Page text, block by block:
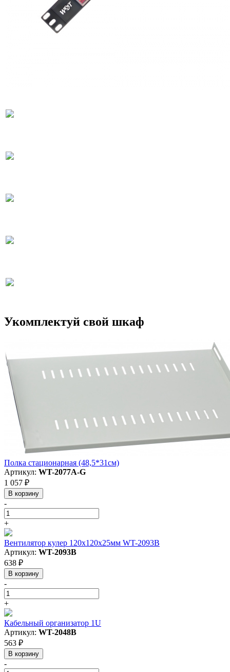
Укомплектуй свой шкаф
Полка стационарная (48,5*31см)
Артикул: WT-2077A-G
1 057 ₽
В корзину
-
+
Вентилятор кулер 120х120х25мм WT-2093B
Артикул: WT-2093B
638 ₽
В корзину
-
+
Кабельный организатор 1U
Артикул: WT-2048B
563 ₽
В корзину
-